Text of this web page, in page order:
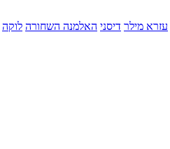
עזרא מילר דיסני האלמנה השחורה לוקה